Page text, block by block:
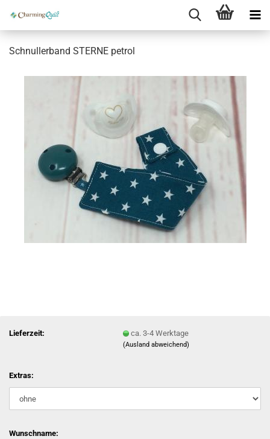
Schnullerband STERNE petrol
Lieferzeit: ca. 3-4 Werktage
(Ausland abweichend)
Extras:
Wunschname: